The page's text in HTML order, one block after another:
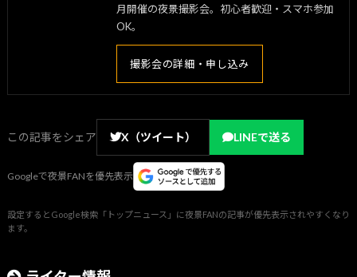
月開催の夜景撮影会。初心者歓迎・スマホ参加
OK。
撮影会の詳細・申し込み
この記事をシェア X（ツイート） LINEで送る
Googleで夜景FANを優先表示
設定するとGoogle検索「トップニュース」に夜景FANの記事が優先表示されやすくなり
ます。